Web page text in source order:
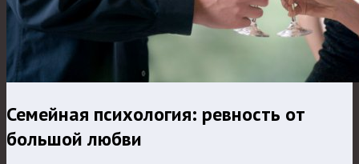
Семейная психология: ревность от
большой любви